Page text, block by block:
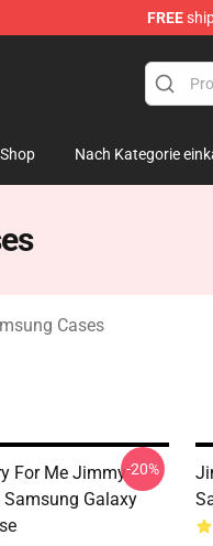
FREE
Shop Nach Kategorie
Cases
For Me Jimmy
Samsung Galaxy
-20%